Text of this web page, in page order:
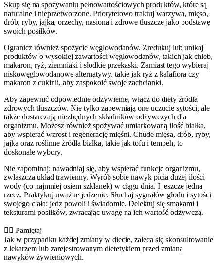
Skup się na spożywaniu pełnowartościowych produktów, które są
naturalne i nieprzetworzone. Priorytetowo traktuj warzywa, mięso,
drób, ryby, jajka, orzechy, nasiona i zdrowe tłuszcze jako podstawę
swoich posiłków.
Ogranicz również spożycie węglowodanów. Zredukuj lub unikaj
produktów o wysokiej zawartości węglowodanów, takich jak chleb,
makaron, ryż, ziemniaki i słodkie przekąski. Zamiast tego wybieraj
niskowęglowodanowe alternatywy, takie jak ryż z kalafiora czy
makaron z cukinii, aby zaspokoić swoje zachcianki.
Aby zapewnić odpowiednie odżywienie, włącz do diety źródła
zdrowych tłuszczów. Nie tylko zapewniają one uczucie sytości, ale
także dostarczają niezbędnych składników odżywczych dla
organizmu. Możesz również spożywać umiarkowaną ilość białka,
aby wspierać wzrost i regenerację mięśni. Chude mięsa, drób, ryby,
jajka oraz roślinne źródła białka, takie jak tofu i tempeh, to
doskonałe wybory.
Nie zapominaj: nawadniaj się, aby wspierać funkcje organizmu,
zwłaszcza układ trawienny. Wyrób sobie nawyk picia dużej ilości
wody (co najmniej osiem szklanek) w ciągu dnia. I jeszcze jedna
rzecz. Praktykuj uważne jedzenie. Słuchaj sygnałów głodu i sytości
swojego ciała; jedz powoli i świadomie. Delektuj się smakami i
teksturami posiłków, zwracając uwagę na ich wartość odżywczą.
👨‍⚕️️ Pamiętaj
Jak w przypadku każdej zmiany w diecie, zaleca się skonsultowanie
z lekarzem lub zarejestrowanym dietetykiem przed zmianą
nawyków żywieniowych.